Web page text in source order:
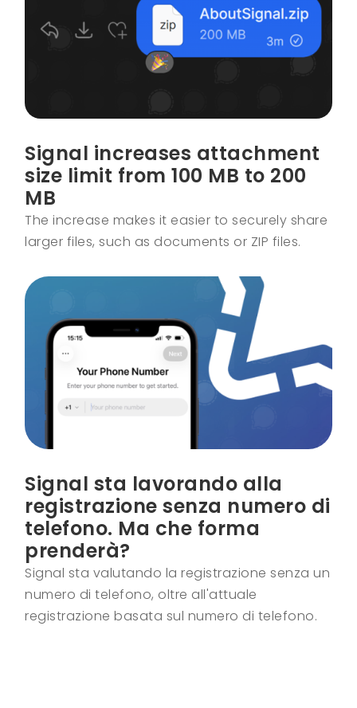
Signal increases attachment
size limit from 100 MB to 200
MB
The increase makes it easier to securely share
larger files, such as documents or ZIP files.
Signal sta lavorando alla
registrazione senza numero di
telefono. Ma che forma
prenderà?
Signal sta valutando la registrazione senza un
numero di telefono, oltre all'attuale
registrazione basata sul numero di telefono.